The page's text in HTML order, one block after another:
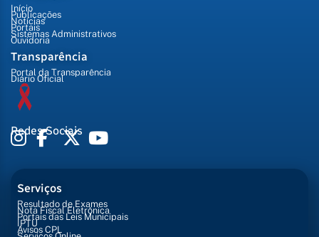
Início
Publicações
Notícias
Portais
Sistemas Administrativos
Ouvidoria
Transparência
Portal da Transparência
Diário Oficial
Redes Sociais
Serviços
Resultado de Exames
Nota Fiscal Eletrônica
Portais das Leis Municipais
IPTU
Avisos CPL